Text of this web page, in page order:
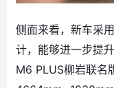
侧面来看，新车采
计，能够进一步提
M6 PLUS柳岩联名